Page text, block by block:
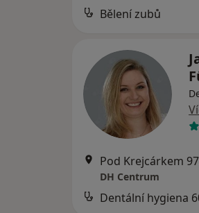
Bělení zubů
Pod Krejcárkem
DH Centrum
Dentální hygiena